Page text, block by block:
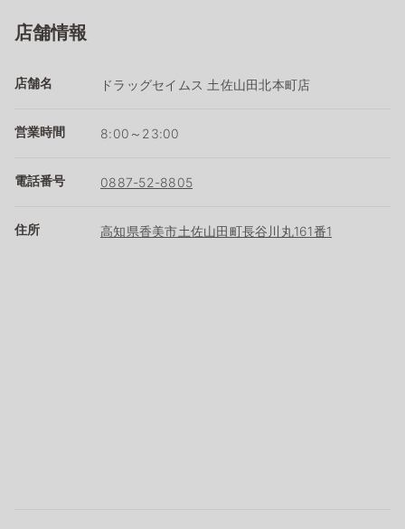
店舗情報
店舗名 ドラッグセイムス 土佐山田北本町店
営業時間 8:00～23:00
電話番号 0887-52-8805
住所 高知県香美市土佐山田町長谷川丸161番1